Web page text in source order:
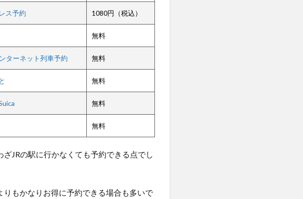
ス予約 1080円（税込）
無料
ターネット列車予約 無料
無料
無料
無料
JRの駅に行かなくても予約できる点でし
もかなりお得に予約できる場合も多いで